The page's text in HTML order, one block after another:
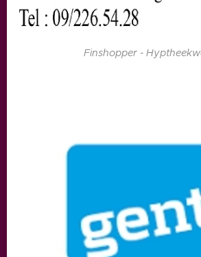
Finshopper -